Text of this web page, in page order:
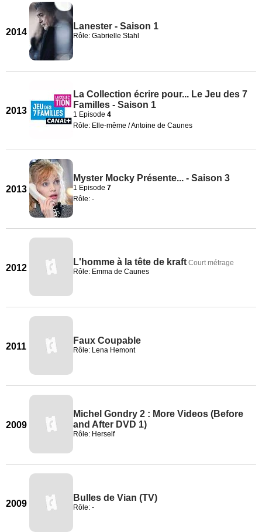
2014
Lanester - Saison 1
Rôle: Gabrielle Stahl
2013
La Collection écrire pour... Le Jeu des 7
Familles - Saison 1
1 Episode 4
Rôle: Elle-même / Antoine de Caunes
2013
Myster Mocky Présente... - Saison 3
1 Episode 7
Rôle: -
2012
L'homme à la tête de kraft Court métrage
Rôle: Emma de Caunes
2011
Faux Coupable
Rôle: Lena Hemont
2009
Michel Gondry 2 : More Videos (Before
and After DVD 1)
Rôle: Herself
2009
Bulles de Vian (TV)
Rôle: -